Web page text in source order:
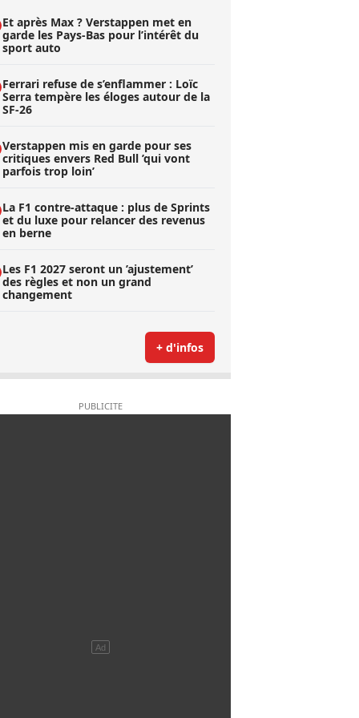
Et après Max ? Verstappen met en
garde les Pays-Bas pour l’intérêt du
sport auto
Ferrari refuse de s’enflammer : Loïc
Serra tempère les éloges autour de la
SF-26
Verstappen mis en garde pour ses
critiques envers Red Bull ’qui vont
parfois trop loin’
La F1 contre-attaque : plus de Sprints
et du luxe pour relancer des revenus
en berne
Les F1 2027 seront un ’ajustement’
des règles et non un grand
changement
+ d'infos